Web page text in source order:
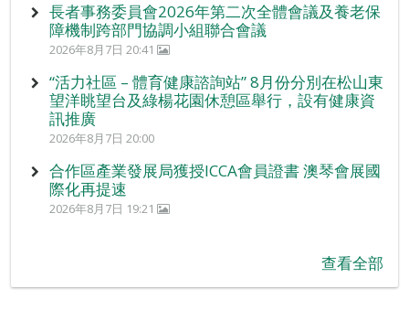
長者事務委員會2026年第二次全體會議及養老保
障機制跨部門協調小組聯合會議
2026年8月7日 20:41
“活力社區 – 體育健康諮詢站” 8月份分別在松山東
望洋眺望台及綠楊花園休憩區舉行，設有健康資
訊推廣
2026年8月7日 20:00
合作區產業發展局獲授ICCA會員證書 澳琴會展國
際化再提速
2026年8月7日 19:21
查看全部